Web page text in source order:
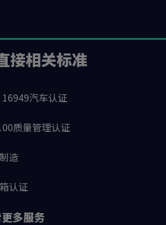
接相关标准
16949汽车认证
质量管理认证
造
认证
多服务